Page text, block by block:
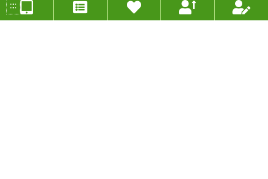
投稿人：張嘉賢 年度：2020
:::